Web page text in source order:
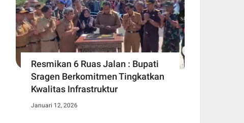
Resmikan 6 Ruas Jalan : Bupati
Sragen Berkomitmen Tingkatkan
Kwalitas Infrastruktur
Januari 12, 2026